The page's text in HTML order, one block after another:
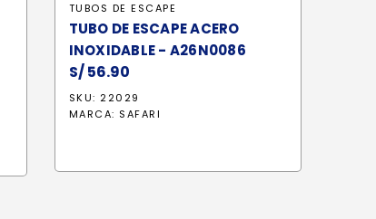
TUBOS DE ESCAPE
TUBO DE ESCAPE ACERO
INOXIDABLE - A26N0086
S/56.90
SKU: 22029
MARCA: SAFARI